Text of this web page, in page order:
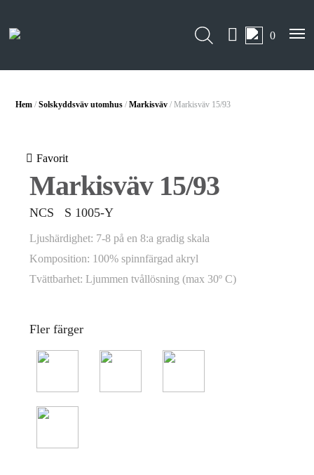
0
Hem /Solskyddsväv utomhus /Markisväv / Markisväv 15/93
Favorit
Markisväv 15/93
NCS S 1005-Y
Ljushärdighet: 7-8 på en 8:a gradig skala
Komposition: 100% spinnfärgad akryl
Tvättbarhet: Ljummen tvållösning (max 30º C)
Fler färger